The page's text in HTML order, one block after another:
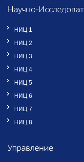
Научно-
НИЦ 1
НИЦ 2
НИЦ 3
НИЦ 4
НИЦ 5
НИЦ 6
НИЦ 7
НИЦ 8
Управление